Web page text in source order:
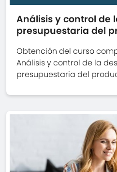
Análisis y control de
presupuestaria del
Obtención del curso
Análisis y control de la
presupuestaria del